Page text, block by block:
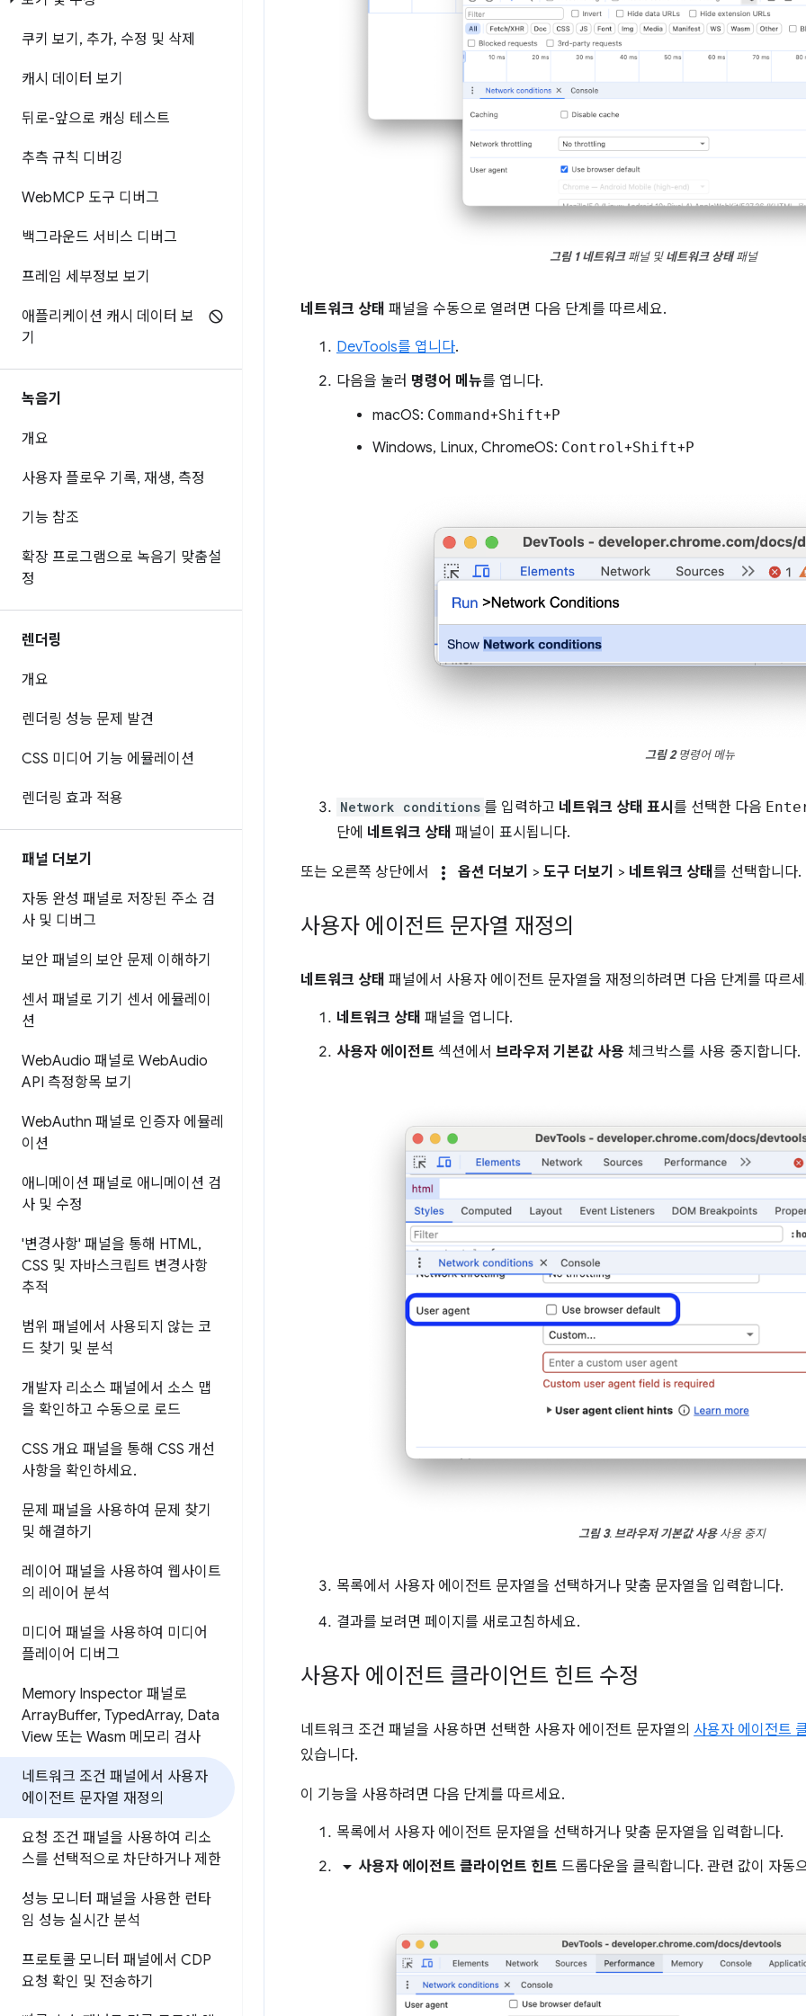
쿠키 보기 , 추가, 수정 및 삭제
캐시 데이터 보기
뒤로-앞으로 캐싱 테스트
추측 규칙 디버깅
WebMCP 도구 디버그
백그라운드 서비스 디버그
프레임 세부정보 보기
애플리케이션 캐시 데이터 보
기
녹음기
개요
사용자 플로우 기록, 재생, 측정
기능 참조
확장 프로그램으로 녹음기 맞춤설
정
렌더링
개요
렌더링 성능 문제 발견
CSS 미디어 기능 에뮬레이션
렌더링 효과 적용
패널 더보기
자동 완성 패널로 저장된 주소 검
사 및 디버그
보안 패널의 보안 문제 이해하기
센서 패널로 기기 센서 에뮬레이
션
WebAudio 패널로 WebAudio
API 측정항목 보기
WebAuthn 패널로 인증자 에뮬레
이션
애니메이션 패널로 애니메이션 검
사 및 수정
'변경사항' 패널을 통해 HTML,
CSS 및 자바스크립트 변경사항
추적
범위 패널에서 사용되지 않는 코
드 찾기 및 분석
개발자 리소스 패널에서 소스 맵
을 확인하고 수동으로 로드
CSS 개요 패널을 통해 CSS 개선
사항을 확인하세요.
문제 패널을 사용하여 문제 찾기
및 해결하기
레이어 패널을 사용하여 웹사이트
의 레이어 분석
미디어 패널을 사용하여 미디어
플레이어 디버그
Memory Inspector 패널로
ArrayBuffer, TypedArray, Data
View 또는 Wasm 메모리 검사
네트워크 조건 패널에서 사용자
에이전트 문자열 재정의
요청 조건 패널을 사용하여 리소
스를 선택적으로 차단하거나 제한
성능 모니터 패널을 사용한 런타
임 성능 실시간 분석
프로토콜 모니터 패널에서 CDP
요청 확인 및 전송하기
그림 1 네트워크패널 및네트워크 상태패널
네트워크 상태 패널을 수동으로 열려면 다음 단계를 따르세요.
DevTools를 엽니다.
다음을 눌러 명령어 메뉴를 엽니다.
macOS: Command+Shift+P
Windows, Linux, ChromeOS: Control +Shift+P
그림 2명령어 메뉴
Network conditions 를 입력하고 네트워크 상태 표시 를 선택한 다음
단에 네트워크 상태 패널이 표시됩니다.
또는 오른쪽 상단에서 more_vert 옵션 더보기 > 도구 더보기 > 네트워크 상태 를 선택합니다.
사용자 에이전트 문자열 재정의
네트워크 상태 패널에서 사용자 에이전트 문자열을 재정의하려면 다음 단계를 따르
네트워크 상태 패널을 엽니다.
사용자 에이전트 섹션에서 브라우저 기본값 사용 체크박스를 사용 중지합니다.
그림 3.브라우저 기본값 사용사용 중지
목록에서 사용자 에이전트 문자열을 선택하거나 맞춤 문자열을 입력합니다.
결과를 보려면 페이지를 새로고침하세요.
사용자 에이전트 클라이언트 힌트 수정
네트워크 조건 패널을 사용하면 선택한 사용자 에이전트 문자열의 사용자 에이전트
있습니다.
이 기능을 사용하려면 다음 단계를 따르세요.
목록에서 사용자 에이전트 문자열을 선택하거나 맞춤 문자열을 입력합니다.
arrow_drop_down 사용자 에이전트 클라이언트 힌트 드롭다운을 클릭합니다. 관련 값이 자동